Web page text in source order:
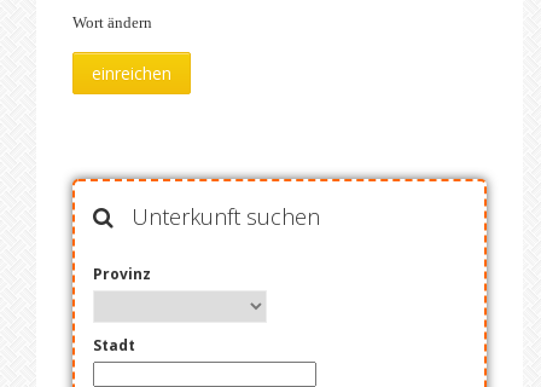
Wort ändern
Unterkunft suchen
Provinz
Stadt